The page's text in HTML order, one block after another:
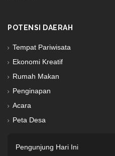
POTENSI DAERAH
Tempat Pariwisata
Ekonomi Kreatif
Rumah Makan
Penginapan
Acara
Peta Desa
Pengunjung Hari Ini